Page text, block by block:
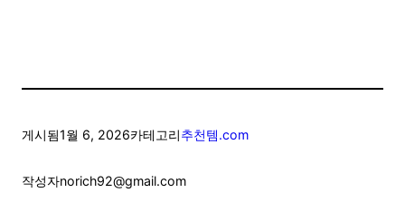
게시됨1월 6, 2026카테고리추천템.com
작성자norich92@gmail.com